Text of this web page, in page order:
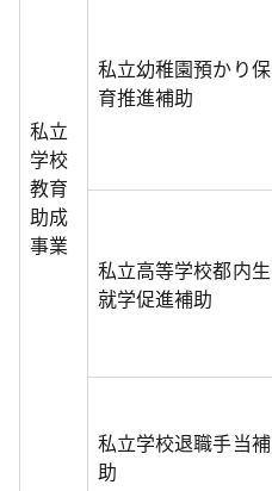
私立
学校
教育
助成
事業
私立幼稚園預かり保
育推進補助
私立高等学校都内生
就学促進補助
私立学校退職手当補
助